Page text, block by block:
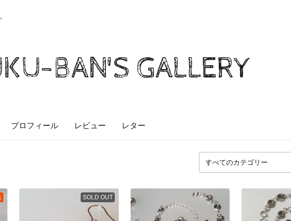
BAN'S GALLERY
プロフィール レビュー レター
SOLD OUT